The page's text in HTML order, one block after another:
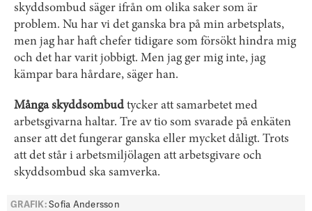
skyddsombud säger ifrån om olika saker som är
problem. Nu har vi det ganska bra på min arbetsplats,
men jag har haft chefer tidigare som försökt hindra mig
och det har varit jobbigt. Men jag ger mig inte, jag
kämpar bara hårdare, säger han.
Många skyddsombud tycker att samarbetet med
arbetsgivarna haltar. Tre av tio som svarade på enkäten
anser att det fungerar ganska eller mycket dåligt. Trots
att det står i arbetsmiljölagen att arbetsgivare och
skyddsombud ska samverka.
GRAFIK:Sofia Andersson